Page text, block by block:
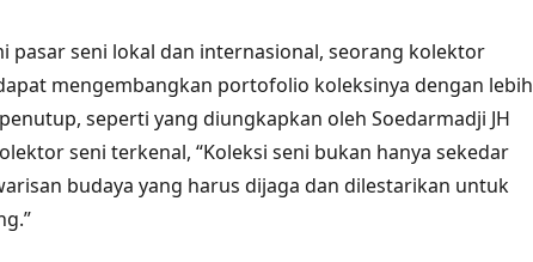
pasar seni lokal dan internasional, seorang kolektor
mengembangkan portofolio koleksinya dengan lebih
seperti yang diungkapkan oleh Soedarmadji JH
seni terkenal, “Koleksi seni bukan hanya sekedar
budaya yang harus dijaga dan dilestarikan untuk